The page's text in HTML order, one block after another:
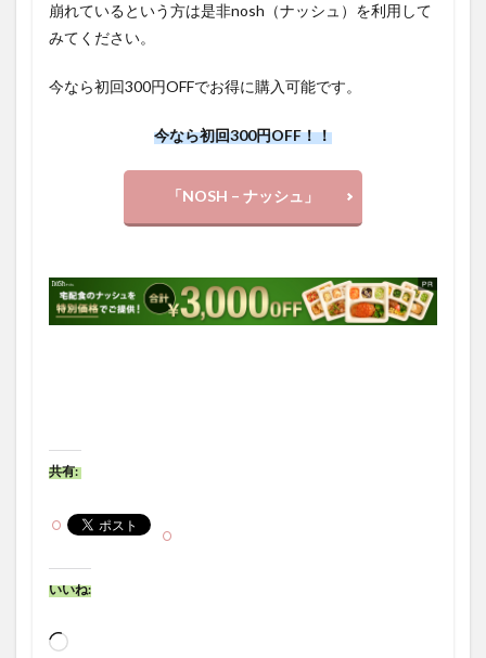
崩れているという方は是非nosh（ナッシュ）を利用して
みてください。
今なら初回300円OFFでお得に購入可能です。
今なら初回300円OFF！！
「NOSH – ナッシュ」
共有:
いいね:
読